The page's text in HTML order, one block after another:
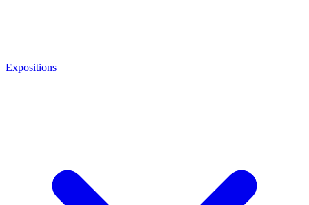
Expositions